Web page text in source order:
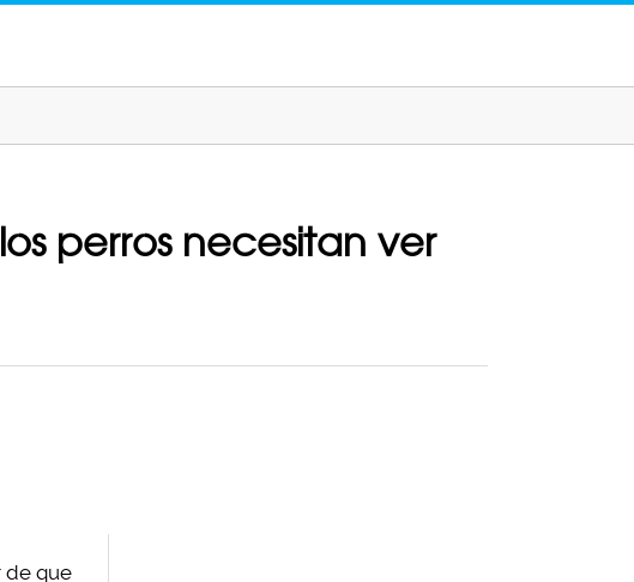
perros necesitan ver
de que